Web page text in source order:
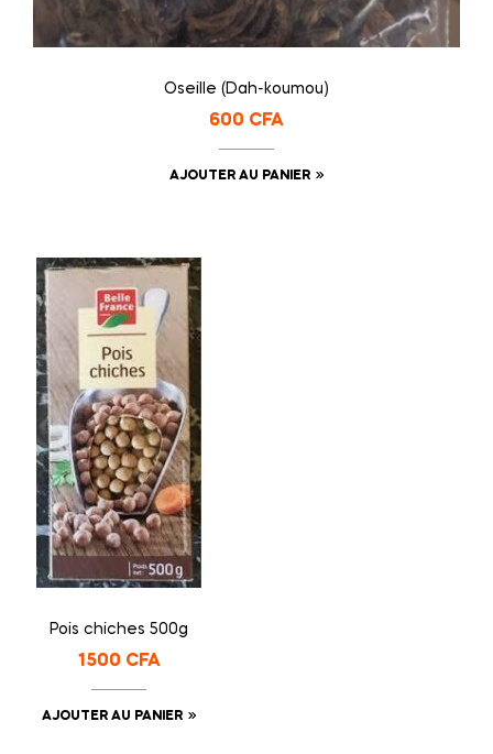
Oseille (Dah-koumou)
600 CFA
AJOUTER AU PANIER
Pois chiches 500g
1500 CFA
AJOUTER AU PANIER